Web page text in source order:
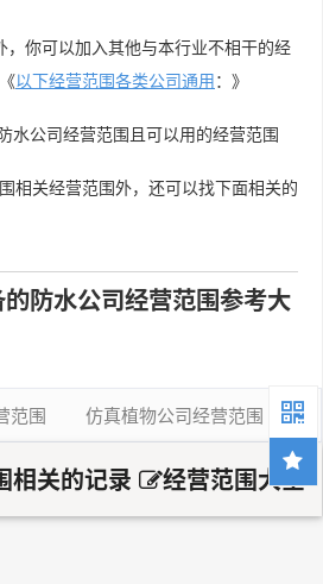
你可以加入其他与本行业不相干的经
以下经营范围各类公司通用：》
水公司经营范围且可以用的经营范围
相关经营范围外，还可以找下面相关的
防水公司经营范围参考大
范围 仿真植物公司经营范围
相关的记录 经营范围大全